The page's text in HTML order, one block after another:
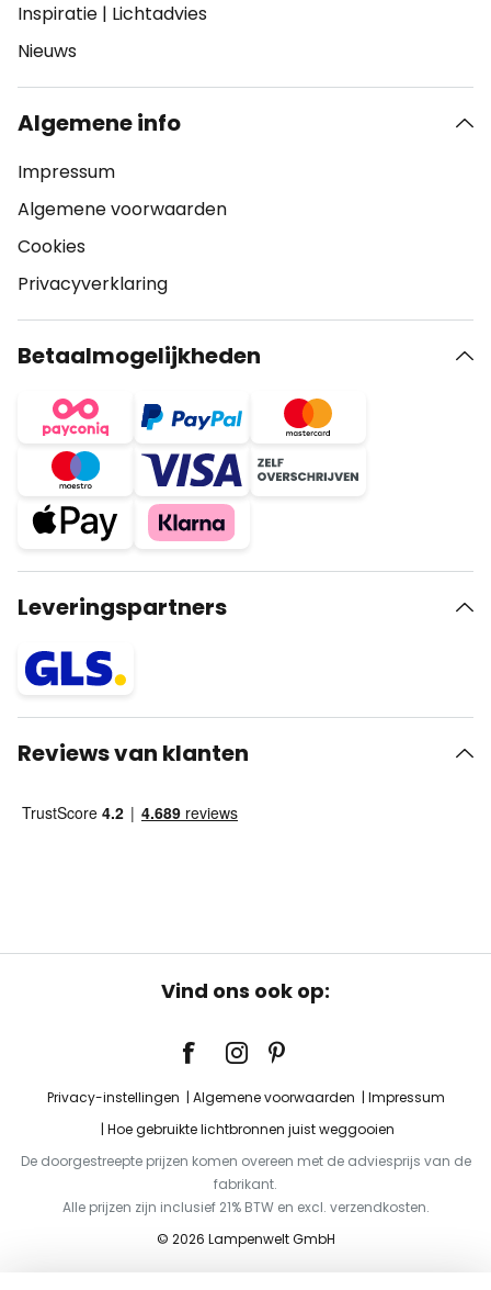
Inspiratie | Lichtadvies
Nieuws
Algemene info
Impressum
Algemene voorwaarden
Cookies
Privacyverklaring
Betaalmogelijkheden
Leveringspartners
Reviews van klanten
Vind ons ook op:
Privacy-instellingen Algemene voorwaarden
Impressum
Hoe gebruikte lichtbronnen juist weggooien
De doorgestreepte prijzen komen overeen met de adviesprijs van de
fabrikant.
Alle prijzen zijn inclusief 21% BTW en excl. verzendkosten.
© 2026 Lampenwelt GmbH